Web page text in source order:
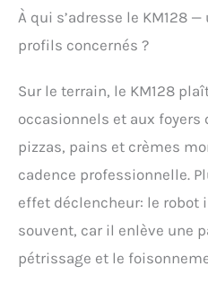
À qui s’adresse le KM128
profils concernés ?
Sur le terrain, le KM128
occasionnels et aux
pizzas, pains et crèmes
cadence professionnelle.
effet déclencheur: le robot
souvent, car il enlève une
pétrissage et le